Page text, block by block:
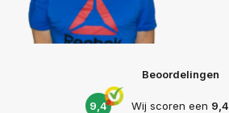
Beoordelingen
9,4 Wij scoren een 9,4